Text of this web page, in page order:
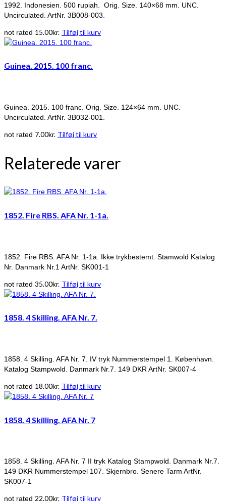
1992. Indonesien. 500 rupiah. Orig. Size. 140×68 mm. UNC.
Uncirculated. ArtNr. 3B008-003.
not rated 15.00kr. Tilføj til kurv
Guinea. 2015. 100 franc.
Guinea. 2015. 100 franc. Orig. Size. 124×64 mm. UNC.
Uncirculated. ArtNr. 3B032-001.
not rated 7.00kr. Tilføj til kurv
Relaterede varer
1852. Fire RBS. AFA Nr. 1-1a.
1852. Fire RBS. AFA Nr. 1-1a. Ikke trykbestemt. Stamwold Katalog
Nr. Danmark Nr.1 ArtNr. SK001-1
not rated 35.00kr. Tilføj til kurv
1858. 4 Skilling. AFA Nr. 7.
1858. 4 Skilling. AFA Nr. 7. IV tryk Nummerstempel 1. København.
Katalog Stampwold. Danmark Nr.7. 149 DKR ArtNr. SK007-4
not rated 18.00kr. Tilføj til kurv
1858. 4 Skilling. AFA Nr. 7
1858. 4 Skilling. AFA Nr. 7 II tryk Katalog Stampwold. Danmark Nr.7.
149 DKR Nummerstempel 107. Skjernbro. Senere Tarm ArtNr.
SK007-1
not rated 22.00kr. Tilføj til kurv